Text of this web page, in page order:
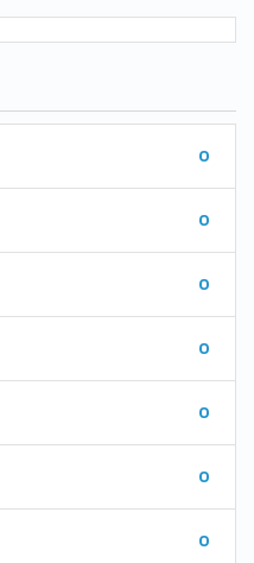
0
0
0
0
0
0
0